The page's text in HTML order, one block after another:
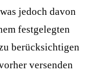
jedoch davon
festgelegten
berücksichtigen
versenden